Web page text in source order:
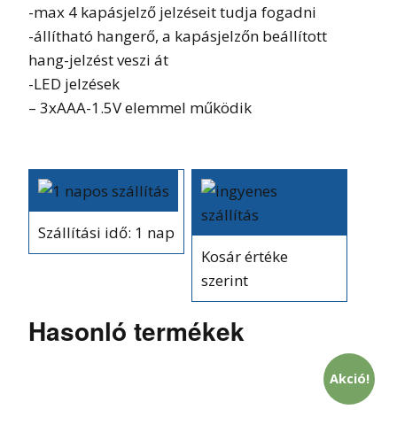
-max 4 kapásjelző jelzéseit tudja fogadni
-állítható hangerő, a kapásjelzőn beállított
hang-jelzést veszi át
-LED jelzések
– 3xAAA-1.5V elemmel működik
Szállítási idő: 1 nap
Kosár értéke
szerint
Hasonló termékek
Akció!